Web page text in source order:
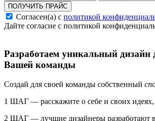
ПОЛУЧИТЬ ПРАЙС
Согласен(а) с политикой
Дайте согласие с политикой
Разработаем уникальный дизайн
Вашей команды
Создай для своей команды собственный
1 ШАГ — расскажите о себе и своих идеях,
2 ШАГ — лучшие дизайнеры разработают